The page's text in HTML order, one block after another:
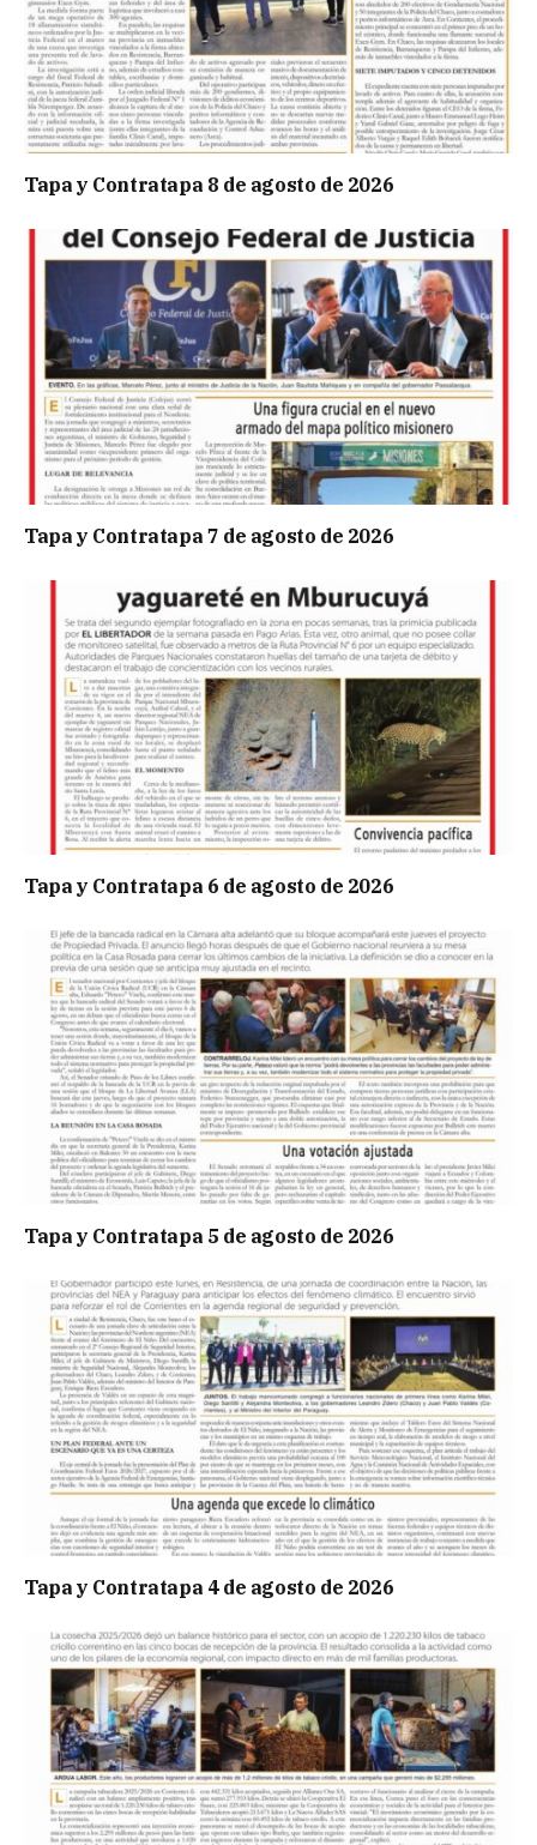
Tapa y Contratapa 8 de agosto de 2026
Tapa y Contratapa 7 de agosto de 2026
Tapa y Contratapa 6 de agosto de 2026
Tapa y Contratapa 5 de agosto de 2026
Tapa y Contratapa 4 de agosto de 2026